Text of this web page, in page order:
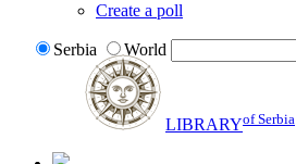
Create a poll
Serbia World
LIBRARYof Serbia